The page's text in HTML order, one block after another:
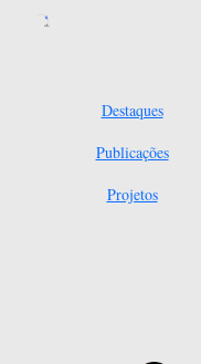
Destaques
Publicações
Projetos